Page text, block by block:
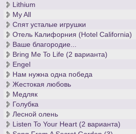
Lithium
My All
Спят усталые игрушки
Отель Калифорния (Hotel California)
Ваше благородие...
Bring Me To Life (2 варианта)
Engel
Нам нужна одна победа
Жестокая любовь
Медляк
Голубка
Лесной олень
Listen To Your Heart (2 варианта)